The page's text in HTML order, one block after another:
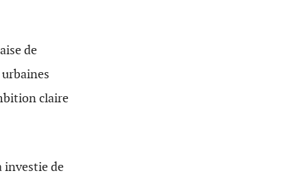
de
claire
investie de